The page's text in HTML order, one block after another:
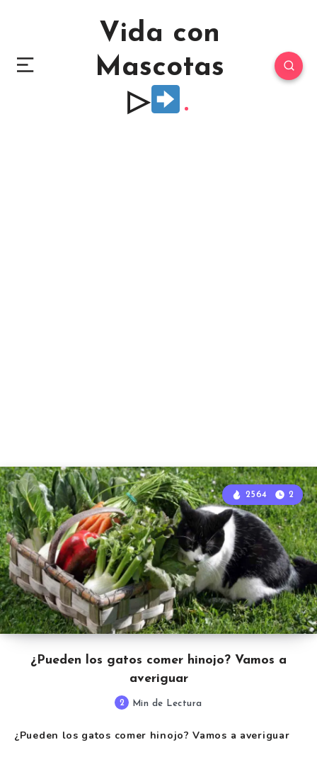
Vida con
Mascotas
▷
¿Pueden los gatos comer hinojo? Vamos a
averiguar
2564 2
2 Min de Lectura
¿Pueden los gatos comer hinojo? Vamos a averiguar